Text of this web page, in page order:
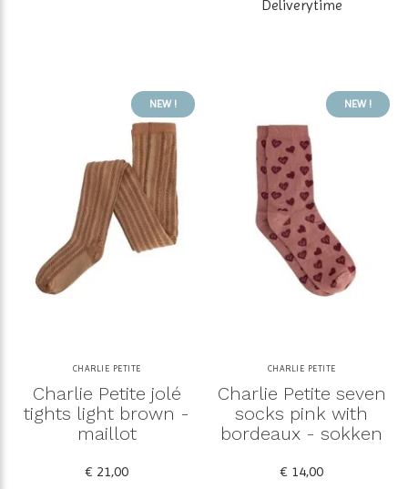
Deliverytime
NEW !
CHARLIE PETITE
Charlie Petite jolé
tights light brown -
maillot
€ 21,00
NEW !
CHARLIE PETITE
Charlie Petite seven
socks pink with
bordeaux - sokken
€ 14,00